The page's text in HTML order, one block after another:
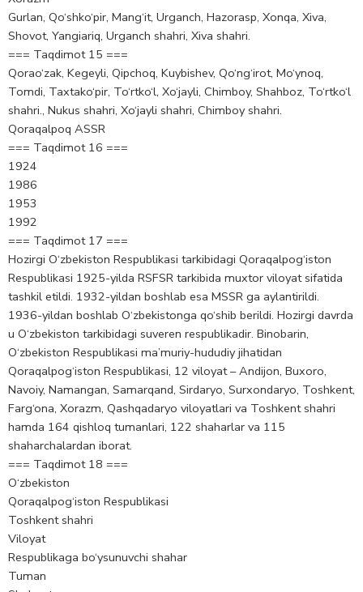
Gurlan, Qo‘shko‘pir, Mang‘it, Urganch, Hazorasp, Xonqa, Xiva,
Shovot, Yangiariq, Urganch shahri, Xiva shahri.
=== Taqdimot 15 ===
Qorao‘zak, Kegeyli, Qipchoq, Kuybishev, Qo‘ng‘irot, Mo‘ynoq,
Tomdi, Taxtako‘pir, To‘rtko‘l, Xo‘jayli, Chimboy, Shahboz, To‘rtko‘l
shahri., Nukus shahri, Xo‘jayli shahri, Chimboy shahri.
Qoraqalpoq ASSR
=== Taqdimot 16 ===
1924
1986
1953
1992
=== Taqdimot 17 ===
Hozirgi O‘zbekiston Respublikasi tarkibidagi Qoraqalpog‘iston
Respublikasi 1925-yilda RSFSR tarkibida muxtor viloyat sifatida
tashkil etildi. 1932-yildan boshlab esa MSSR ga aylantirildi.
1936-yildan boshlab O‘zbekistonga qo‘shib berildi. Hozirgi davrda
u O‘zbekiston tarkibidagi suveren respublikadir. Binobarin,
O‘zbekiston Respublikasi ma’muriy-hududiy jihatidan
Qoraqalpog‘iston Respublikasi, 12 viloyat – Andijon, Buxoro,
Navoiy, Namangan, Samarqand, Sirdaryo, Surxondaryo, Toshkent,
Farg‘ona, Xorazm, Qashqadaryo viloyatlari va Toshkent shahri
hamda 164 qishloq tumanlari, 122 shaharlar va 115
shaharchalardan iborat.
=== Taqdimot 18 ===
O‘zbekiston
Qoraqalpog‘iston Respublikasi
Toshkent shahri
Viloyat
Respublikaga bo‘ysunuvchi shahar
Tuman